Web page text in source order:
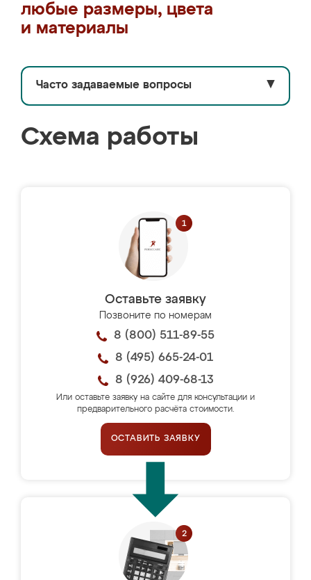
любые размеры, цвета
и материалы
Часто задаваемые вопросы ▼
Схема работы
Оставьте заявку
Позвоните по номерам
8 (800) 511-89-55
8 (495) 665-24-01
8 (926) 409-68-13
Или оставьте заявку на сайте для консультации и
предварительного расчёта стоимости.
ОСТАВИТЬ ЗАЯВКУ